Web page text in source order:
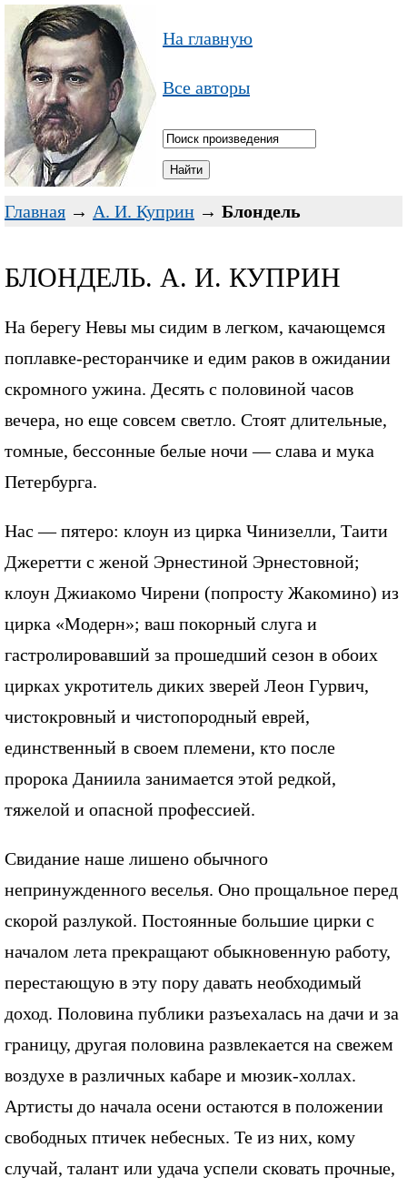
На главную
Все авторы
Главная → А. И. Куприн → Блондель
БЛОНДЕЛЬ. А. И. КУПРИН
На берегу Невы мы сидим в легком, качающемся
поплавке-ресторанчике и едим раков в ожидании
скромного ужина. Десять с половиной часов
вечера, но еще совсем светло. Стоят длительные,
томные, бессонные белые ночи — слава и мука
Петербурга.
Нас — пятеро: клоун из цирка Чинизелли, Таити
Джеретти с женой Эрнестиной Эрнестовной;
клоун Джиакомо Чирени (попросту Жакомино) из
цирка «Модерн»; ваш покорный слуга и
гастролировавший за прошедший сезон в обоих
цирках укротитель диких зверей Леон Гурвич,
чистокровный и чистопородный еврей,
единственный в своем племени, кто после
пророка Даниила занимается этой редкой,
тяжелой и опасной профессией.
Свидание наше лишено обычного
непринужденного веселья. Оно прощальное перед
скорой разлукой. Постоянные большие цирки с
началом лета прекращают обыкновенную работу,
перестающую в эту пору давать необходимый
доход. Половина публики разъехалась на дачи и за
границу, другая половина развлекается на свежем
воздухе в различных кабаре и мюзик-холлах.
Артисты до начала осени остаются в положении
свободных птичек небесных. Те из них, кому
случай, талант или удача успели сковать прочные,